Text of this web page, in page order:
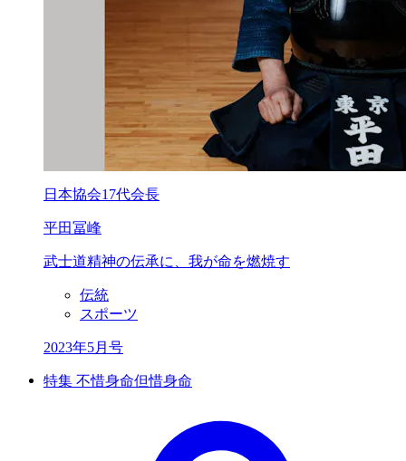
日本協会17代会長
平田冨峰
武士道精神の伝承に、 我が命を燃焼す
伝統
スポーツ
2023年5月号
特集 不惜身命但惜身命